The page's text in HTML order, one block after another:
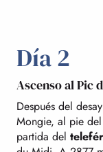
Día 2
Ascenso al Pic
Después del
Mongie, al pie
partida del